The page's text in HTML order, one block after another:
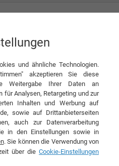
und ähnliche Technologien.
akzeptieren Sie diese
Weitergabe Ihrer Daten an
für Analysen, Retargeting und zur
Inhalten und Werbung auf
sowie auf Drittanbieterseiten
auch zur Datenverarbeitung
in den Einstellungen sowie in
. Sie können die Verwendung von
über die Cookie-Einstellungen